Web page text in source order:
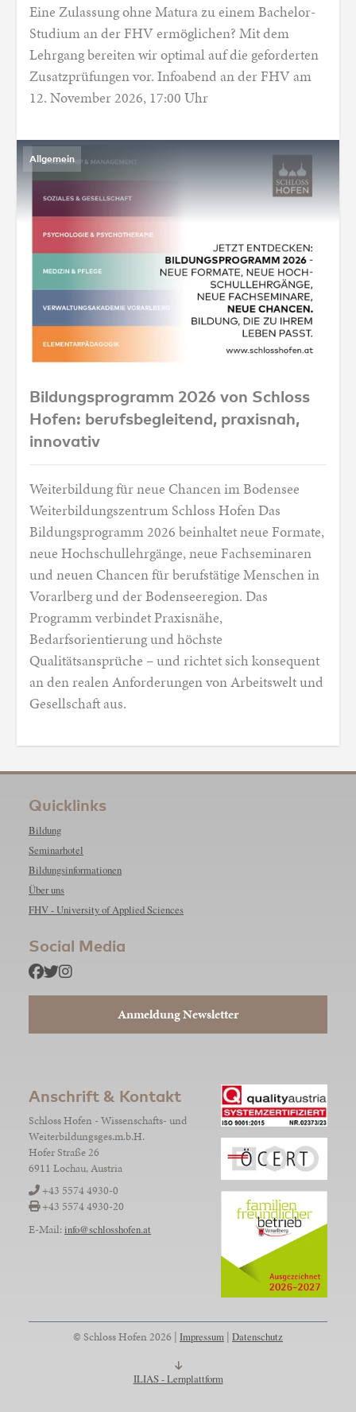
Eine Zulassung ohne Matura zu einem Bachelor-
Studium an der FHV ermöglichen? Mit dem
Lehrgang bereiten wir optimal auf die geforderten
Zusatzprüfungen vor. Infoabend an der FHV am
12. November 2026, 17:00 Uhr
Allgemein
Bildungsprogramm 2026 von Schloss
Bildungsprogramm 2026 von Schloss
Hofen: berufsbegleitend, praxisnah,
innovativ
Weiterbildung für neue Chancen im Bodensee
Weiterbildungszentrum Schloss Hofen Das
Bildungsprogramm 2026 beinhaltet neue Formate,
neue Hochschullehrgänge, neue Fachseminaren
und neuen Chancen für berufstätige Menschen in
Vorarlberg und der Bodenseeregion. Das
Programm verbindet Praxisnähe,
Bedarfsorientierung und höchste
Qualitätsansprüche – und richtet sich konsequent
an den realen Anforderungen von Arbeitswelt und
Gesellschaft aus.
Quicklinks
Bildung
Seminarhotel
Bildungsinformationen
Über uns
FHV - University of Applied Sciences
Social Media
Anmeldung Newsletter
Anschrift & Kontakt
Schloss Hofen - Wissenschafts- und
Weiterbildungsges.m.b.H.
Hofer Straße 26
6911 Lochau, Austria
+43 5574 4930-0
+43 5574 4930-20
E-Mail: info@schlosshofen.at
© Schloss Hofen 2026 | Impressum | Datenschutz
ILIAS - Lernplattform